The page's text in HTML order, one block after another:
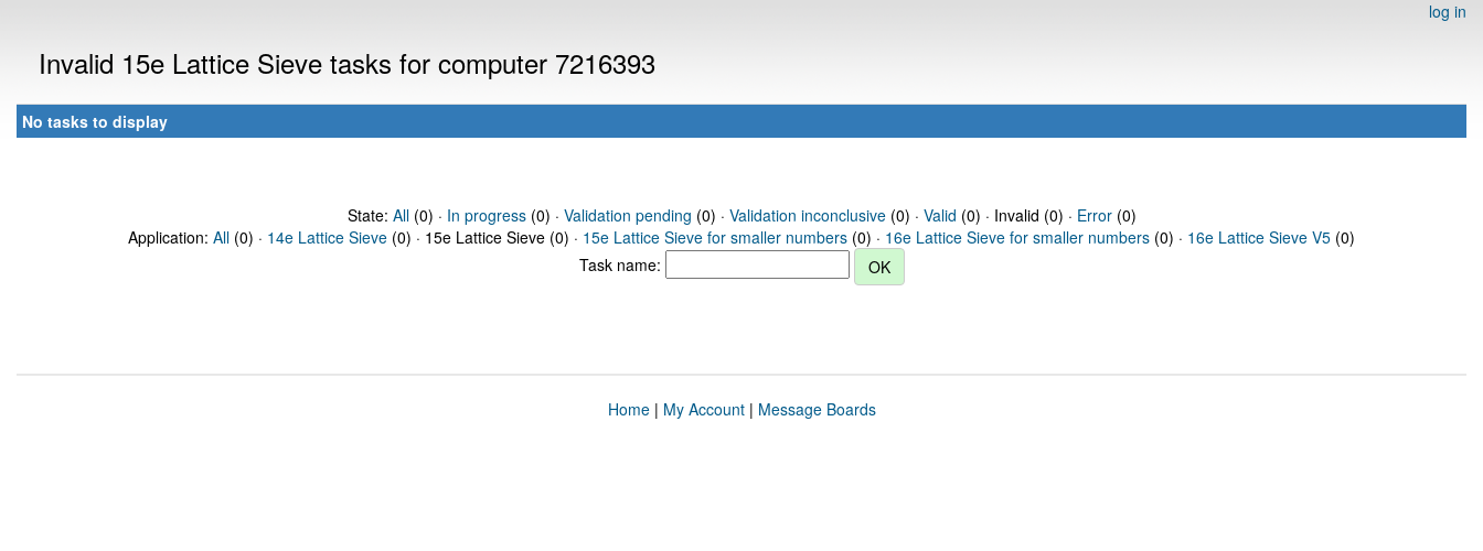
log in
Invalid 15e Lattice Sieve tasks for computer 7216393
No tasks to display
State: All(0) · In progress(0) · Validation pending (0) · Validation inconclusive(0) · Valid (0) · Invalid (0) · Error(0)
Application: All (0) · 14e Lattice Sieve (0) · 15e Lattice Sieve (0) · 15e Lattice Sieve for smaller numbers (0) · 16e Lattice Sieve for smaller numbers (0) · 16e Lattice Sieve V5 (0)
Task name:
Home| My Account| Message Boards